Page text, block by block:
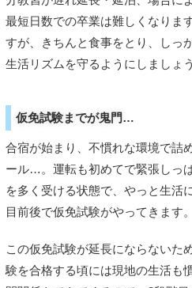
最短日数での卒業は難しくなりま
すが、きちんと食事をとり、しっ
生活リズムを守るようにしましょう
仮免試験までが鬼門…
合宿が始まり、不慣れな環境で詰
ール…。運転も初めてで緊張しっ
を多く受ける状態で、やっと生活
目前後で仮免試験がやってきます。
この仮免試験が延長にならないた
験を合格する頃には現地の生活も